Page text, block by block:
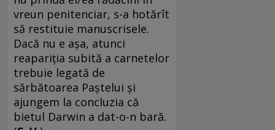
vreun penitenciar, s-a hotărît
să restituie manuscrisele.
Dacă nu e așa, atunci
reapariția subită a carnetelor
trebuie legată de
sărbătoarea Paștelui și
ajungem la concluzia că
bietul Darwin a dat-o-n bară.